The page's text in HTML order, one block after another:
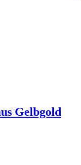
Gelbgold